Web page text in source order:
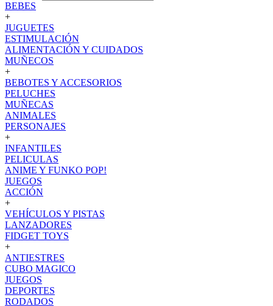
BEBES
+
JUGUETES
ESTIMULACIÓN
ALIMENTACIÓN Y CUIDADOS
MUÑECOS
+
BEBOTES Y ACCESORIOS
PELUCHES
MUÑECAS
ANIMALES
PERSONAJES
+
INFANTILES
PELICULAS
ANIME Y FUNKO POP!
JUEGOS
ACCIÓN
+
VEHÍCULOS Y PISTAS
LANZADORES
FIDGET TOYS
+
ANTIESTRES
CUBO MAGICO
JUEGOS
DEPORTES
RODADOS